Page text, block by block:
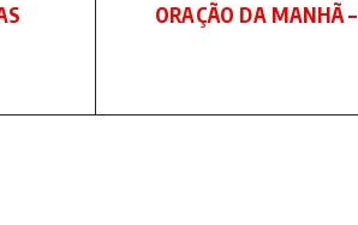
ORAÇÃO DA MANHÃ